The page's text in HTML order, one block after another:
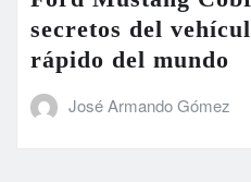
secretos del
rápido del mundo
José Armando Gómez